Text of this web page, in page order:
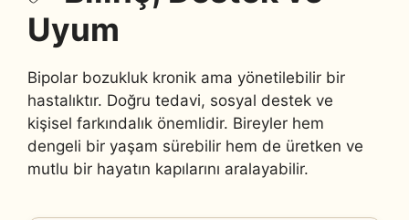
Uyum
Bipolar bozukluk kronik ama yönetilebilir bir
hastalıktır. Doğru tedavi, sosyal destek ve
kişisel farkındalık önemlidir. Bireyler hem
dengeli bir yaşam sürebilir hem de üretken ve
mutlu bir hayatın kapılarını aralayabilir.